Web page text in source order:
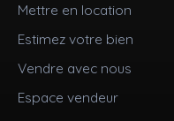
Mettre en location
Estimez votre bien
Vendre avec nous
Espace vendeur